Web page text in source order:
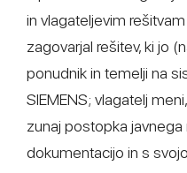
in vlagateljevim
zagovarjal rešitev, ki jo
ponudnik in temelji na
SIEMENS; vlagatelj
zunaj postopka
dokumentacijo in s